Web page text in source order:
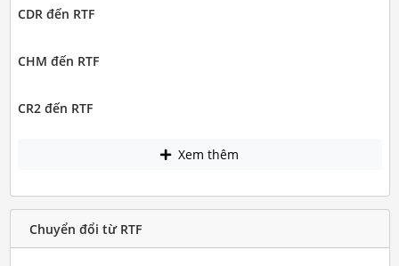
CDR đến RTF
CHM đến RTF
CR2 đến RTF
Xem thêm
Chuyển đổi từ RTF